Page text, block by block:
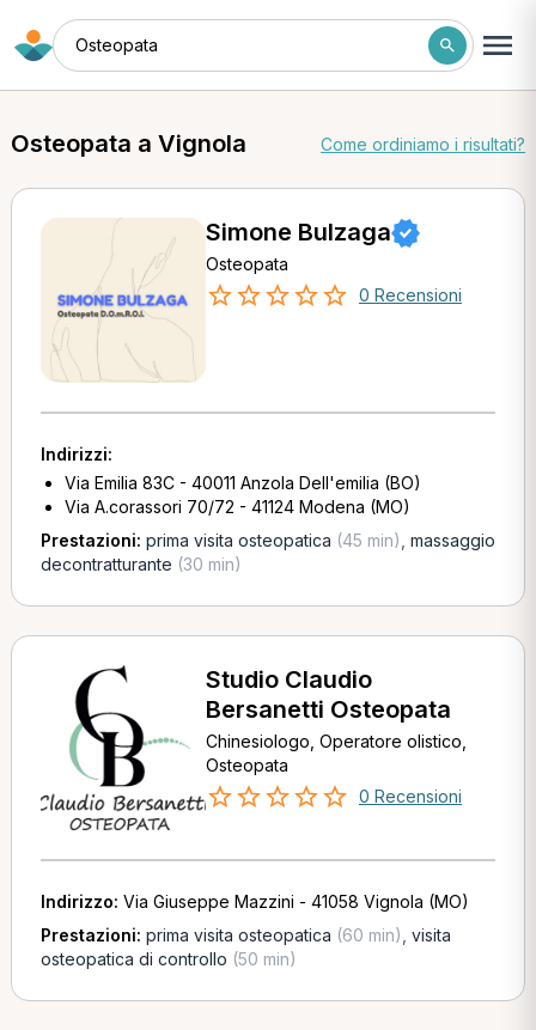
Osteopata
Osteopata a Vignola Come ordiniamo i risultati?
Simone Bulzaga
Osteopata
0 Recensioni
Indirizzi:
Via Emilia 83C - 40011 Anzola Dell'emilia (BO)
Via A.corassori 70/72 - 41124 Modena (MO)
Prestazioni: prima visita osteopatica (45 min) massaggio
decontratturante (30 min)
Studio Claudio
Bersanetti Osteopata
Chinesiologo, Operatore olistico,
Osteopata
0 Recensioni
Indirizzo: Via Giuseppe Mazzini - 41058 Vignola (MO)
Prestazioni: prima visita osteopatica (60 min) visita
osteopatica di controllo (50 min)